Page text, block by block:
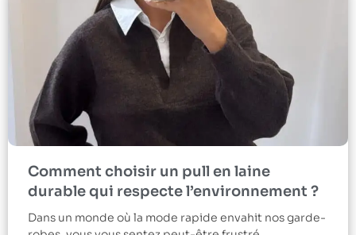
Comment choisir un pull en laine
durable qui respecte l’environnement ?
Dans un monde où la mode rapide envahit nos garde-